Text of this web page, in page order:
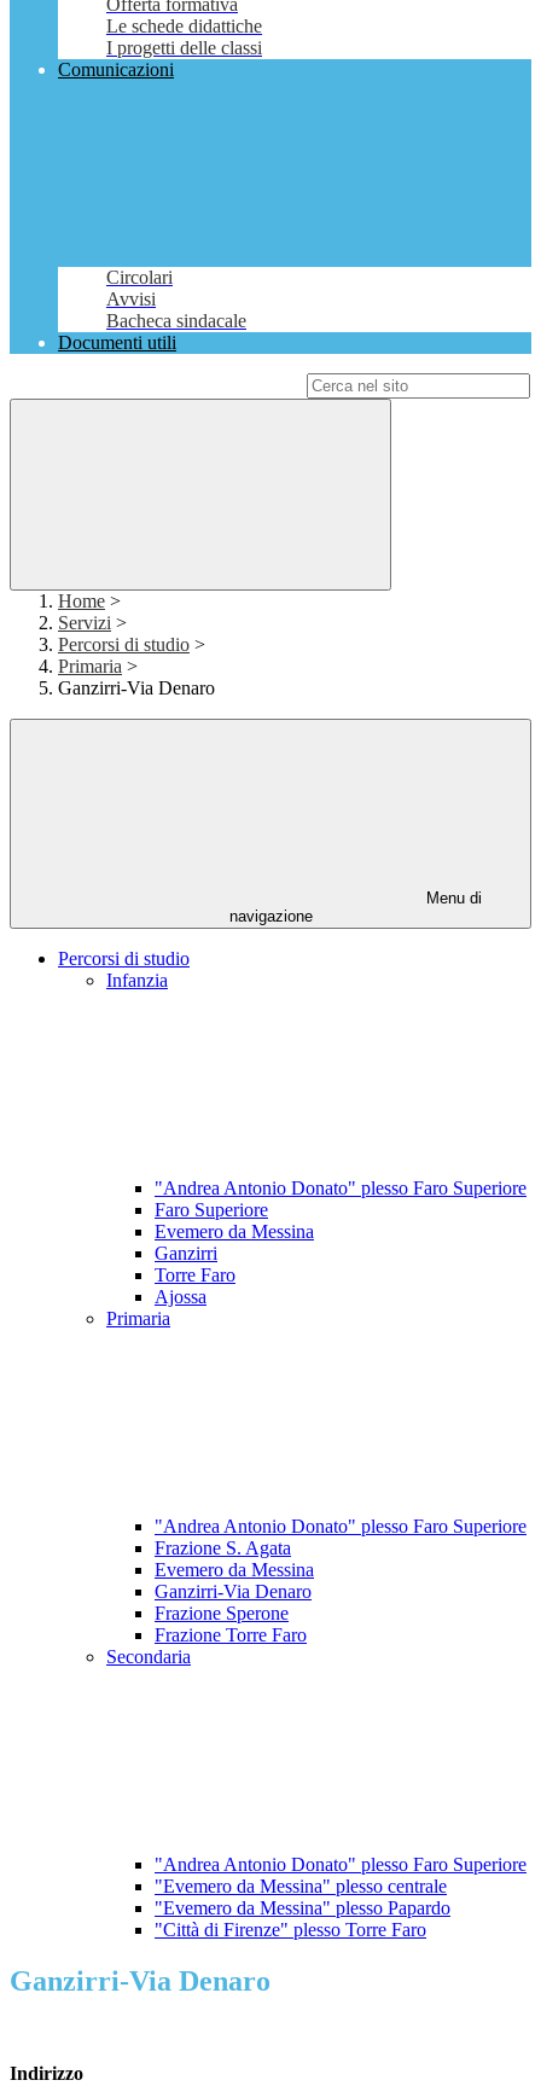
Offerta formativa
Le schede didattiche
I progetti delle classi
Comunicazioni
Circolari
Avvisi
Bacheca sindacale
Documenti utili
Home >
Servizi >
Percorsi di studio >
Primaria >
Ganzirri-Via Denaro
Menu di
navigazione
Percorsi di studio
Infanzia
"Andrea Antonio Donato" plesso Faro Superiore
Faro Superiore
Evemero da Messina
Ganzirri
Torre Faro
Ajossa
Primaria
"Andrea Antonio Donato" plesso Faro Superiore
Frazione S. Agata
Evemero da Messina
Ganzirri-Via Denaro
Frazione Sperone
Frazione Torre Faro
Secondaria
"Andrea Antonio Donato" plesso Faro Superiore
"Evemero da Messina" plesso centrale
"Evemero da Messina" plesso Papardo
"Città di Firenze" plesso Torre Faro
Ganzirri-Via Denaro
Indirizzo